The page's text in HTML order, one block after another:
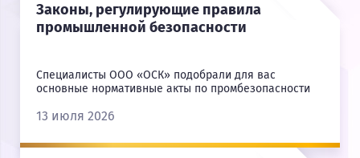
Законы, регулирующие правила
промышленной безопасности
Специалисты ООО «ОСК» подобрали для вас
основные нормативные акты по промбезопасности
13 июля 2026